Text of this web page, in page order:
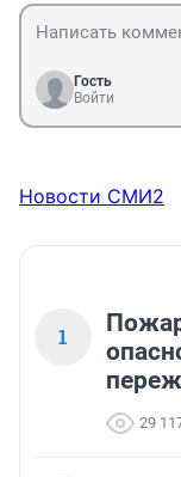
Гость
Войти
Новости СМИ2
1
29